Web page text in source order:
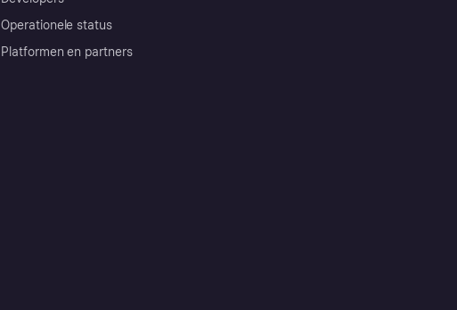
Operationele status
Platformen en partners